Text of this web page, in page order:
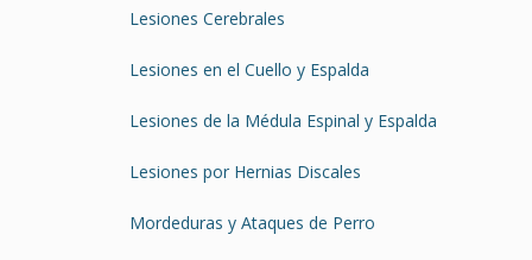
Lesiones Cerebrales
Lesiones en el Cuello y Espalda
Lesiones de la Médula Espinal y Espalda
Lesiones por Hernias Discales
Mordeduras y Ataques de Perro